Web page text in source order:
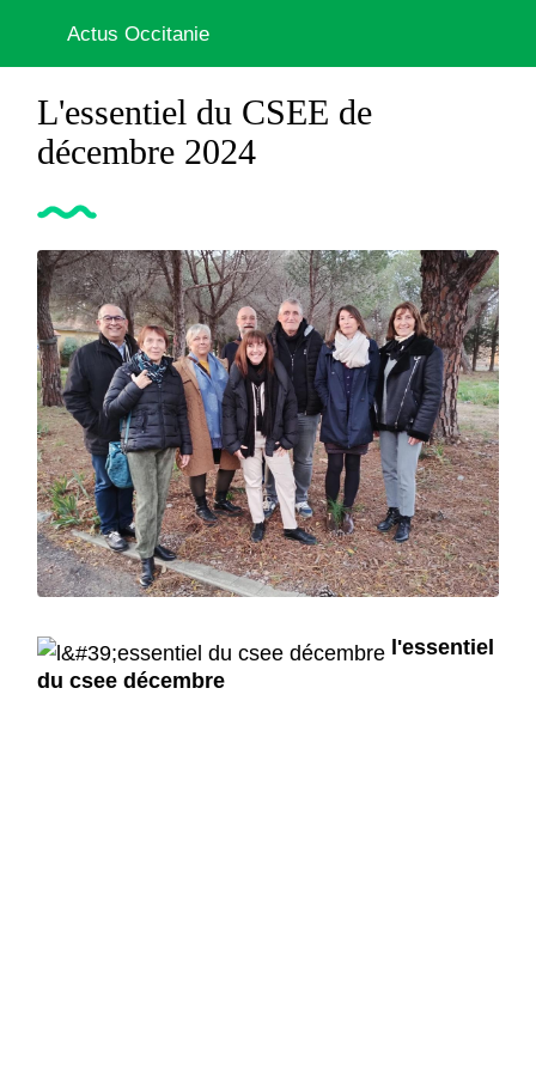
Actus Occitanie
L'essentiel du CSEE de
décembre 2024
l'essentiel
du csee décembre